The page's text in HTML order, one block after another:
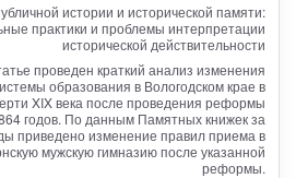
истории и исторической памяти:
практики и проблемы интерпретации
исторической действительности
проведен краткий анализ изменения
образования в Вологодском крае в
XIX века после проведения реформы
годов. По данным Памятных книжек за
приведено изменение правил приема в
мужскую гимназию после указанной
реформы.